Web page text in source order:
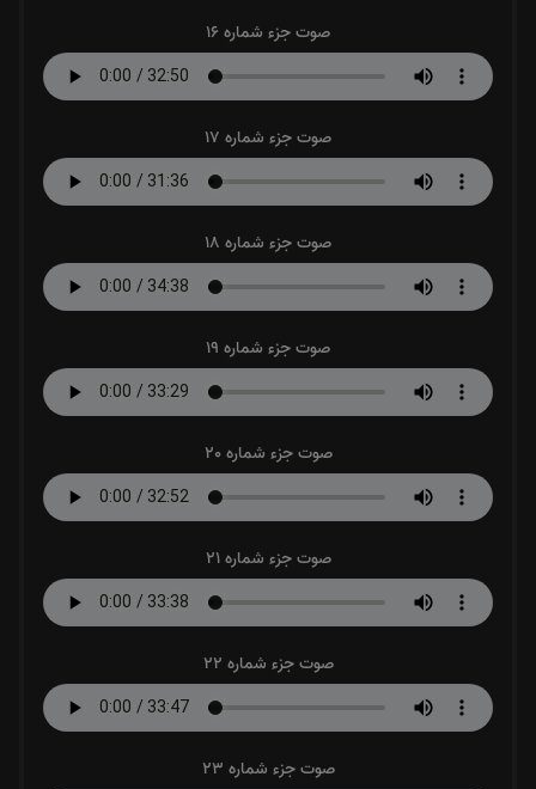
صوت جزء شماره 16
صوت جزء شماره 17
صوت جزء شماره 18
صوت جزء شماره 19
صوت جزء شماره 20
صوت جزء شماره 21
صوت جزء شماره 22
صوت جزء شماره 23